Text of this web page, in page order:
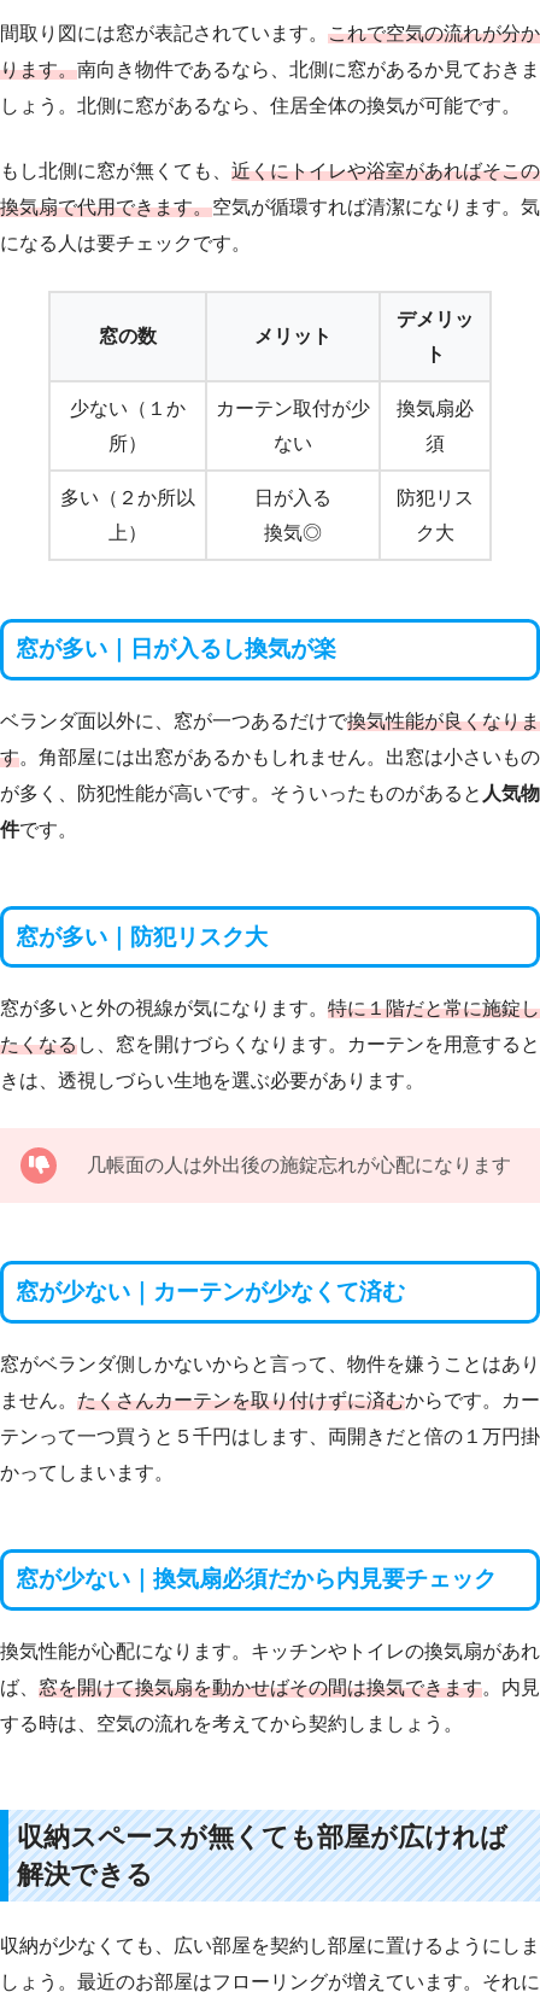
間取り図には窓が表記されています。 これで空気の流れが分か
ります。南向き物件であるなら、北側に窓があるか見ておきま
しょう。北側に窓があるなら、住居全体の換気が可能です。
もし北側に窓が無くても、 近くにトイレや浴室があればそこの
換気扇で代用できます。空気が循環すれば清潔になります。気
になる人は要チェックです。
窓の数 メリット
デメリッ
ト
少ない（１か
所）
カーテン取付が少
ない
換気扇必
須
多い（２か所以
上）
日が入る
換気◎
防犯リス
ク大
窓が多い｜日が入るし換気が楽
ベランダ面以外に、窓が一つあるだけで換気性能が良くなりま
す。角部屋には出窓があるかもしれません。出窓は小さいもの
が多く、防犯性能が高いです。そういったものがあると 人気物
件です。
窓が多い｜防犯リスク大
窓が多いと外の視線が気になります。 特に１階だと常に施錠し
たくなるし、窓を開けづらくなります。カーテンを用意すると
きは、透視しづらい生地を選ぶ必要があります。
几帳面の人は外出後の施錠忘れが心配になります
窓が少ない｜カーテンが少なくて済む
窓がベランダ側しかないからと言って、物件を嫌うことはあり
ません。 たくさんカーテンを取り付けずに済むからです。カー
テンって一つ買うと５千円はします、両開きだと倍の１万円掛
かってしまいます。
窓が少ない｜換気扇必須だから内見要チェック
換気性能が心配になります。キッチンやトイレの換気扇があれ
ば、 窓を開けて換気扇を動かせばその間は換気できます。内見
する時は、空気の流れを考えてから契約しましょう。
収納スペースが無くても部屋が広ければ
解決できる
収納が少なくても、広い部屋を契約し部屋に置けるようにしま
しょう。最近のお部屋はフローリングが増えています。それに